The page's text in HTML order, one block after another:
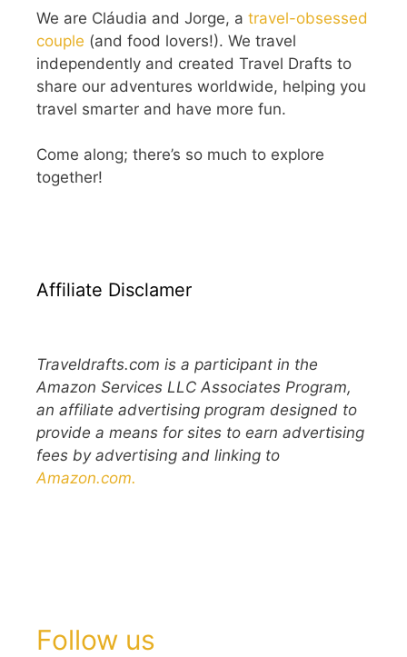
We are Cláudia and Jorge, a travel-obsessed
couple (and food lovers!). We travel
independently and created Travel Drafts to
share our adventures worldwide, helping you
travel smarter and have more fun.
Come along; there’s so much to explore
together!
Affiliate Disclamer
Traveldrafts.com is a participant in the
Amazon Services LLC Associates Program,
an affiliate advertising program designed to
provide a means for sites to earn advertising
fees by advertising and linking to
Amazon.com.
Follow us